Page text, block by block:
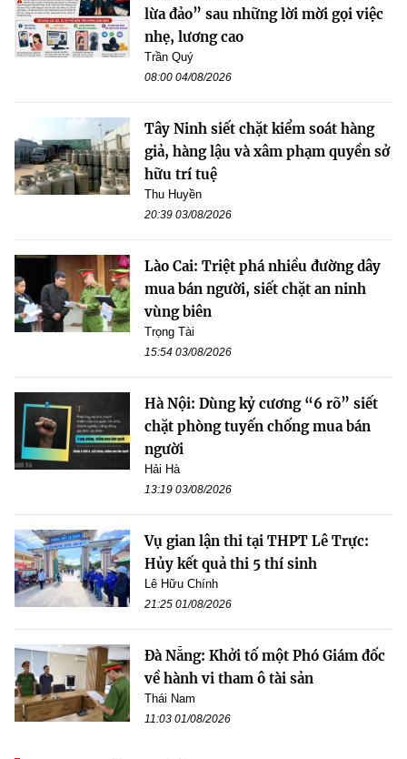
lừa đảo” sau những lời mời gọi việc
nhẹ, lương cao
Trần Quý
08:00 04/08/2026
Tây Ninh siết chặt kiểm soát hàng
giả, hàng lậu và xâm phạm quyền sở
hữu trí tuệ
Thu Huyền
20:39 03/08/2026
Lào Cai: Triệt phá nhiều đường dây
mua bán người, siết chặt an ninh
vùng biên
Trọng Tài
15:54 03/08/2026
Hà Nội: Dùng kỷ cương “6 rõ” siết
chặt phòng tuyến chống mua bán
người
Hải Hà
13:19 03/08/2026
Vụ gian lận thi tại THPT Lê Trực:
Hủy kết quả thi 5 thí sinh
Lê Hữu Chính
21:25 01/08/2026
Đà Nẵng: Khởi tố một Phó Giám đốc
về hành vi tham ô tài sản
Thái Nam
11:03 01/08/2026